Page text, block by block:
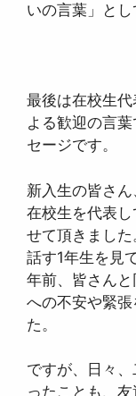
いの言葉」とし
最後は在校生
よる歓迎の言
セージです。
新入生の皆さ
在校生を代表
せて頂きまし
話す1年生を見
年前、皆さん
への不安や緊
た。
ですが、日々
ったことも、